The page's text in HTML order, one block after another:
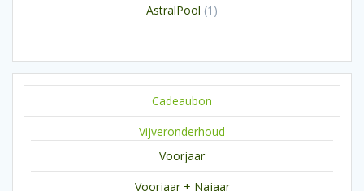
AstralPool 1 1
Cadeaubon
Vijveronderhoud
Voorjaar
Voorjaar + Najaar